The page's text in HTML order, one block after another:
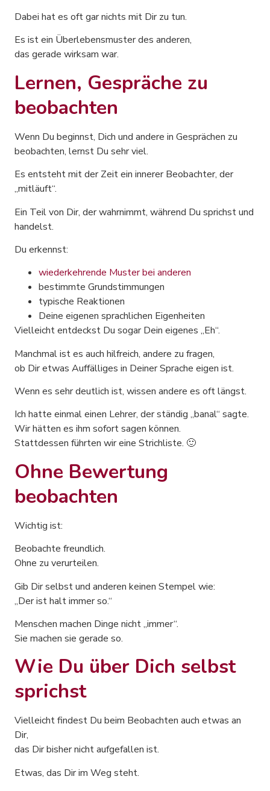
Dabei hat es oft gar nichts mit Dir zu tun.
Es ist ein Überlebensmuster des anderen,
das gerade wirksam war.
Lernen, Gespräche zu
beobachten
Wenn Du beginnst, Dich und andere in Gesprächen zu
beobachten, lernst Du sehr viel.
Es entsteht mit der Zeit ein innerer Beobachter, der
„mitläuft“.
Ein Teil von Dir, der wahrnimmt, während Du sprichst und
handelst.
Du erkennst:
wiederkehrende Muster bei anderen
bestimmte Grundstimmungen
typische Reaktionen
Deine eigenen sprachlichen Eigenheiten
Vielleicht entdeckst Du sogar Dein eigenes „Eh“.
Manchmal ist es auch hilfreich, andere zu fragen,
ob Dir etwas Auffälliges in Deiner Sprache eigen ist.
Wenn es sehr deutlich ist, wissen andere es oft längst.
Ich hatte einmal einen Lehrer, der ständig „banal“ sagte.
Wir hätten es ihm sofort sagen können.
Stattdessen führten wir eine Strichliste. 🙂
Ohne Bewertung
beobachten
Wichtig ist:
Beobachte freundlich.
Ohne zu verurteilen.
Gib Dir selbst und anderen keinen Stempel wie:
„Der ist halt immer so.“
Menschen machen Dinge nicht „immer“.
Sie machen sie gerade so.
Wie Du über Dich selbst
sprichst
Vielleicht findest Du beim Beobachten auch etwas an
Dir,
das Dir bisher nicht aufgefallen ist.
Etwas, das Dir im Weg steht.